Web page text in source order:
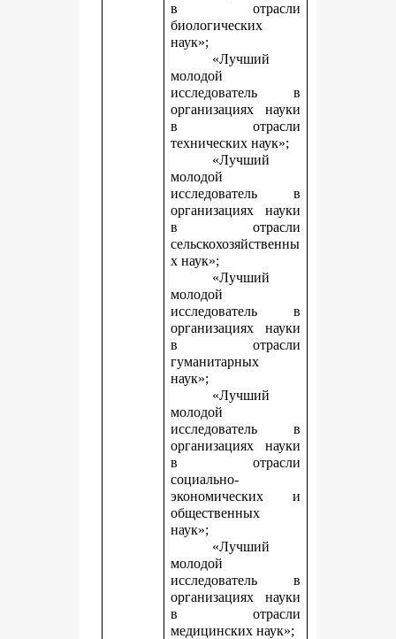
в отрасли
биологических
наук»;
«Лучший
молодой
исследователь в
организациях науки
в отрасли
технических наук»;
«Лучший
молодой
исследователь в
организациях науки
в отрасли
сельскохозяйственны
х наук»;
«Лучший
молодой
исследователь в
организациях науки
в отрасли
гуманитарных
наук»;
«Лучший
молодой
исследователь в
организациях науки
в отрасли
социально-
экономических и
общественных
наук»;
«Лучший
молодой
исследователь в
организациях науки
в отрасли
медицинских наук»;